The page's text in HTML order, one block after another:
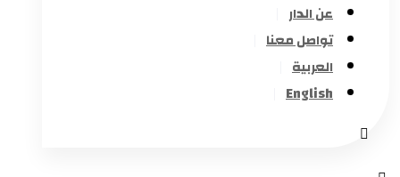
عن الدار
تواصل معنا
العربية
English